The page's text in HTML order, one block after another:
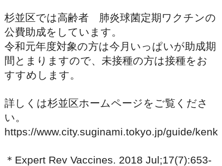
杉並区では高齢者 肺炎球菌定期ワクチンの
公費助成をしています。
令和元年度対象の方は今月いっぱいが助成期
間とまりますので、未接種の方は接種をお
すすめします。
詳しくは杉並区ホームページをご覧くださ
い。
https://www.city.suginami.tokyo.jp/guide/
＊Expert Rev Vaccines. 2018 Jul;17(7):653-